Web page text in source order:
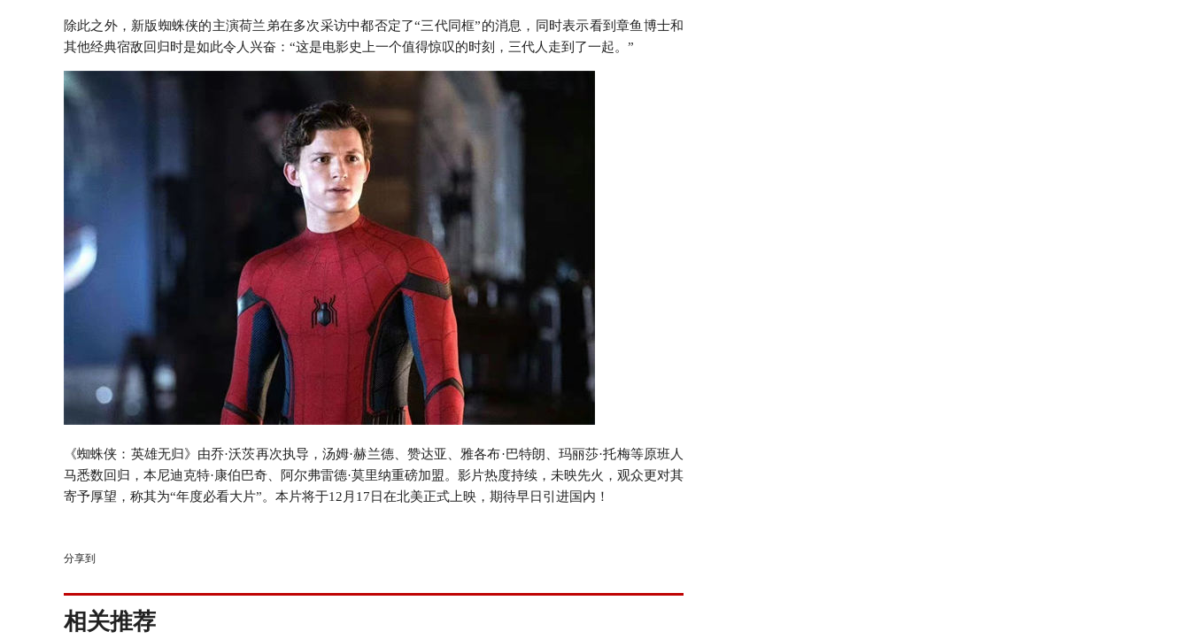
除此之外，新版蜘蛛侠的主演荷兰弟在多次采访中都否定了“三代同框”的消息，同时表示看到章鱼博士和
其他经典宿敌回归时是如此令人兴奋：“这是电影史上一个值得惊叹的时刻，三代人走到了一起。”
《蜘蛛侠：英雄无归》由乔·沃茨再次执导，汤姆·赫兰德、赞达亚、雅各布·巴特朗、玛丽莎·托梅等原班人
马悉数回归，本尼迪克特·康伯巴奇、阿尔弗雷德·莫里纳重磅加盟。影片热度持续，未映先火，观众更对其
寄予厚望，称其为“年度必看大片”。本片将于12月17日在北美正式上映，期待早日引进国内！
分享到
相关推荐